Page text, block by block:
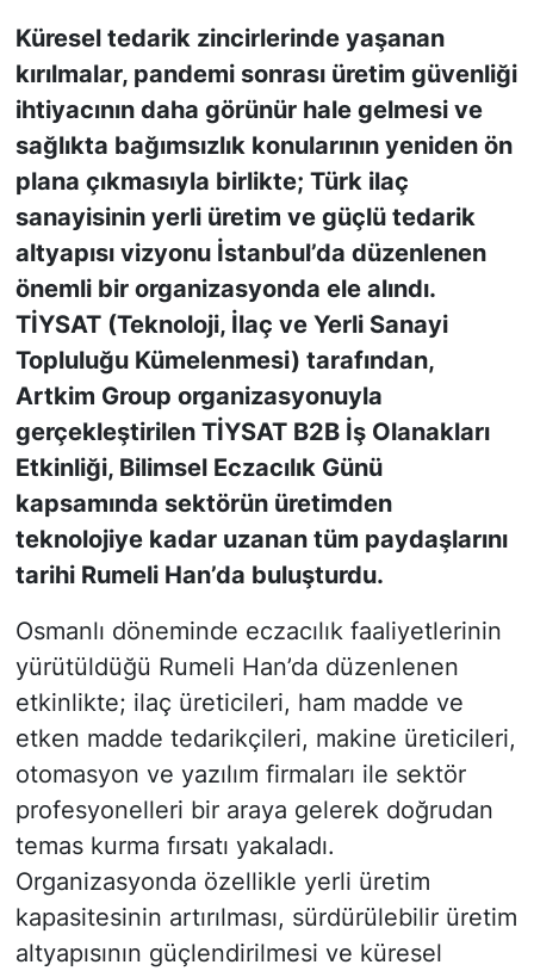
Küresel tedarik zincirlerinde yaşanan
kırılmalar, pandemi sonrası üretim güvenliği
ihtiyacının daha görünür hale gelmesi ve
sağlıkta bağımsızlık konularının yeniden ön
plana çıkmasıyla birlikte; Türk ilaç
sanayisinin yerli üretim ve güçlü tedarik
altyapısı vizyonu İstanbul’da düzenlenen
önemli bir organizasyonda ele alındı.
TİYSAT (Teknoloji, İlaç ve Yerli Sanayi
Topluluğu Kümelenmesi) tarafından,
Artkim Group organizasyonuyla
gerçekleştirilen TİYSAT B2B İş Olanakları
Etkinliği, Bilimsel Eczacılık Günü
kapsamında sektörün üretimden
teknolojiye kadar uzanan tüm paydaşlarını
tarihi Rumeli Han’da buluşturdu.
Osmanlı döneminde eczacılık faaliyetlerinin
yürütüldüğü Rumeli Han’da düzenlenen
etkinlikte; ilaç üreticileri, ham madde ve
etken madde tedarikçileri, makine üreticileri,
otomasyon ve yazılım firmaları ile sektör
profesyonelleri bir araya gelerek doğrudan
temas kurma fırsatı yakaladı.
Organizasyonda özellikle yerli üretim
kapasitesinin artırılması, sürdürülebilir üretim
altyapısının güçlendirilmesi ve küresel
KONGRE TAKVİMİ
RÖPORTAJLAR
BİYOGRAFİLER